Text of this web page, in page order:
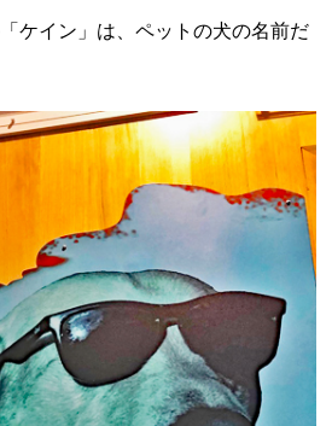
ケイン」は、ペットの犬の名前だ